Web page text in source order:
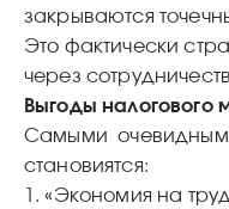
закрываются
Это фактически
через
Выгоды налогового
Самыми
становиятся:
1. «Экономия на